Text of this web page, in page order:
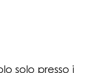
solo presso i